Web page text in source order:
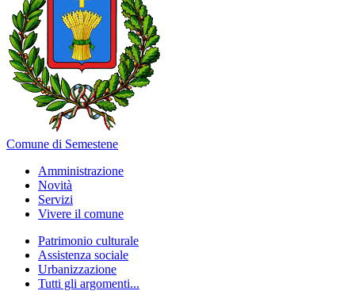
Comune di Semestene
Amministrazione
Novità
Servizi
Vivere il comune
Patrimonio culturale
Assistenza sociale
Urbanizzazione
Tutti gli argomenti...